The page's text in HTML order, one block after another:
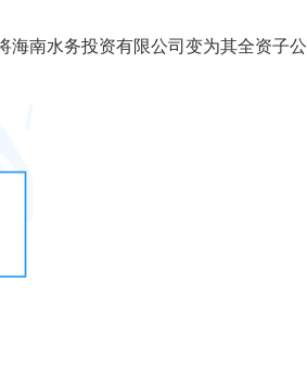
海南水务投资有限公司变为其全资子公